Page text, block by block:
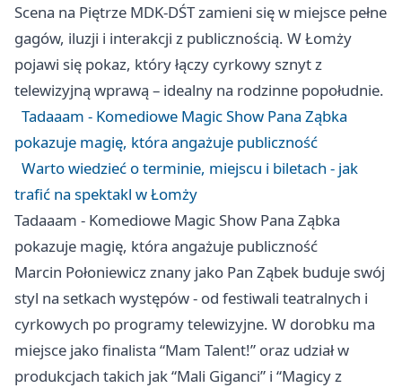
Scena na Piętrze MDK-DŚT zamieni się w miejsce pełne
gagów, iluzji i interakcji z publicznością. W Łomży
pojawi się pokaz, który łączy cyrkowy sznyt z
telewizyjną wprawą – idealny na rodzinne popołudnie.
Tadaaam - Komediowe Magic Show Pana Ząbka
pokazuje magię, która angażuje publiczność
Warto wiedzieć o terminie, miejscu i biletach - jak
trafić na spektakl w Łomży
Tadaaam - Komediowe Magic Show Pana Ząbka
pokazuje magię, która angażuje publiczność
Marcin Połoniewicz znany jako Pan Ząbek buduje swój
styl na setkach występów - od festiwali teatralnych i
cyrkowych po programy telewizyjne. W dorobku ma
miejsce jako finalista “Mam Talent!” oraz udział w
produkcjach takich jak “Mali Giganci” i “Magicy z